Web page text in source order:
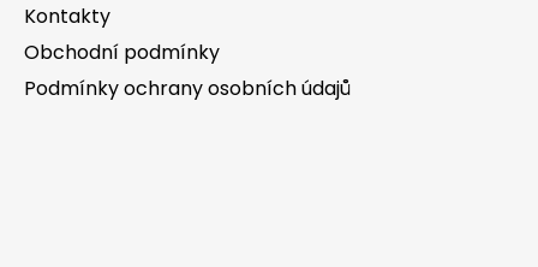
Kontakty
Obchodní podmínky
Podmínky ochrany osobních údajů